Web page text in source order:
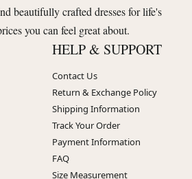
beautifully crafted dresses for life's
you can feel great about.
HELP & SUPPORT
Contact Us
Return & Exchange Policy
Shipping Information
Track Your Order
Payment Information
FAQ
Size Measurement